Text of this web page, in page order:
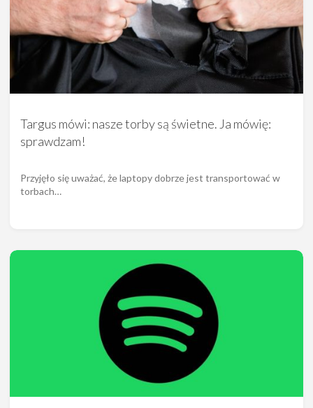
Targus mówi: nasze torby są świetne. Ja mówię:
sprawdzam!
Przyjęło się uważać, że laptopy dobrze jest transportować w
torbach…